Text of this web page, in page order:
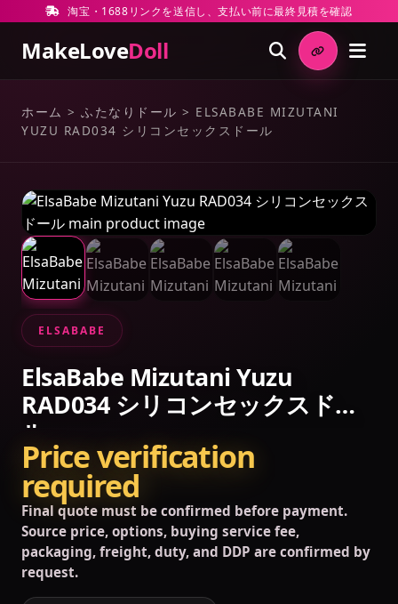
淘宝・1688リンクを送信し、支払い前に最終見積を確認
MakeLoveDoll
ホーム > ふたなりドール > ELSABABE MIZUTANI
YUZU RAD034 シリコンセックスドール
ELSABABE
ElsaBabe Mizutani Yuzu
RAD034 シリコンセックスドー
ル
Price verification
required
Final quote must be confirmed before payment.
Source price, options, buying service fee,
packaging, freight, duty, and DDP are confirmed by
request.